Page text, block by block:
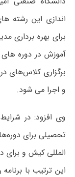
اندازی این رشته
برای بهره برداری
آموزش در دوره های
برگزاری کلاس‌های
و اجرا می شود.
وی افزود: در
این ترتیب با